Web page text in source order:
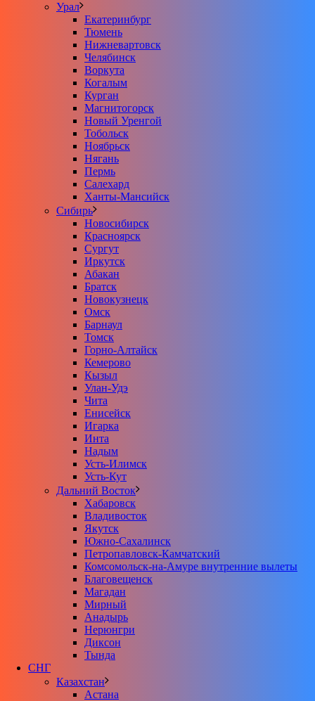
Урал
Екатеринбург
Тюмень
Нижневартовск
Челябинск
Воркута
Когалым
Курган
Магнитогорск
Новый Уренгой
Тобольск
Ноябрьск
Нягань
Пермь
Салехард
Ханты-Мансийск
Сибирь
Новосибирск
Красноярск
Сургут
Иркутск
Абакан
Братск
Новокузнецк
Омск
Барнаул
Томск
Горно-Алтайск
Кемерово
Кызыл
Улан-Удэ
Чита
Енисейск
Игарка
Инта
Надым
Усть-Илимск
Усть-Кут
Дальний Восток
Хабаровск
Владивосток
Якутск
Южно-Сахалинск
Петропавловск-Камчатский
Комсомольск-на-Амуре внутренние вылеты
Благовещенск
Магадан
Мирный
Анадырь
Нерюнгри
Диксон
Тында
СНГ
Казахстан
Астана